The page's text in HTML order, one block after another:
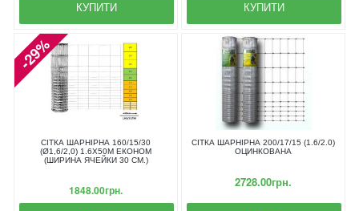
КУПИТИ КУПИТИ
-29%
СІТКА ШАРНІРНА 160/15/30
(Ø1,6/2,0) 1.6Х50М ЕКОНОМ
(ШИРИНА ЯЧЕЙКИ 30 СМ.)
1848.00грн.
СІТКА ШАРНІРНА 200/17/15 (1.6/2.0)
ОЦИНКОВАНА
2728.00грн.